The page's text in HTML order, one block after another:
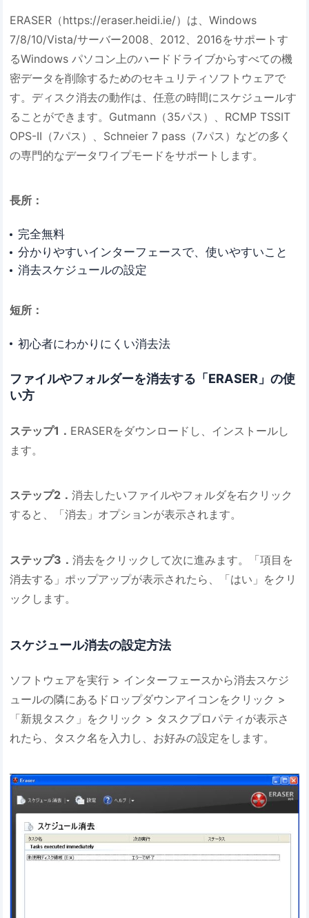
ERASER（https://eraser.heidi.ie/）は、Windows
7/8/10/Vista/サーバー2008、2012、2016をサポートす
るWindows パソコン上のハードドライブからすべての機
密データを削除するためのセキュリティソフトウェアで
す。ディスク消去の動作は、任意の時間にスケジュールす
ることができます。Gutmann（35パス）、RCMP TSSIT
OPS-II（7パス）、Schneier 7 pass（7パス）などの多く
の専門的なデータワイプモードをサポートします。
長所：
完全無料
分かりやすいインターフェースで、使いやすいこと
消去スケジュールの設定
短所：
初心者にわかりにくい消去法
ファイルやフォルダーを消去する「ERASER」の使
い方
ステップ1． ERASERをダウンロードし、インストールし
ます。
ステップ2．消去したいファイルやフォルダを右クリック
すると、「消去」オプションが表示されます。
ステップ3．消去をクリックして次に進みます。「項目を
消去する」ポップアップが表示されたら、「はい」をクリ
ックします。
スケジュール消去の設定方法
ソフトウェアを実行 > インターフェースから消去スケジ
ュールの隣にあるドロップダウンアイコンをクリック >
「新規タスク」をクリック > タスクプロパティが表示さ
れたら、タスク名を入力し、お好みの設定をします。